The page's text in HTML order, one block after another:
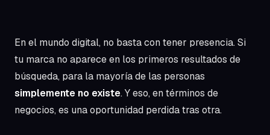
Article content
En el mundo digital, no basta con tener presencia. Si
tu marca no aparece en los primeros resultados de
búsqueda, para la mayoría de las personas
simplemente no existe. Y eso, en términos de
negocios, es una oportunidad perdida tras otra.